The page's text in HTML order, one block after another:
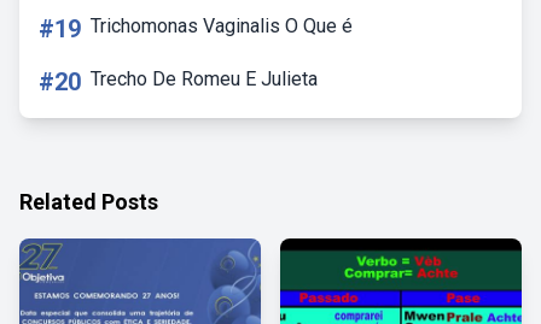
#19 Trichomonas Vaginalis O Que é
#20 Trecho De Romeu E Julieta
Related Posts